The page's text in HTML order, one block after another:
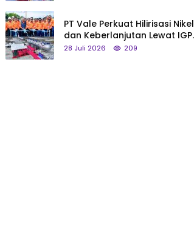
PT Vale Perkuat Hilirisasi Nikel
dan Keberlanjutan Lewat IGP
Morowali
28 Juli 2026 209